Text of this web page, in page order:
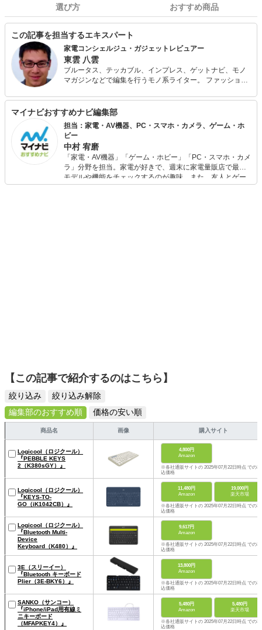
選び方 おすすめ商品
この記事を担当するエキスパート
家電コンシェルジュ・ガジェットレビュアー
東雲 八雲
ブルータス、テッカブル、インプレス、ゲットナビ、モノ
マガジンなどで編集を行うモノ系ライター。 ファッション
で加味して良い品を探すのが好き。 週6日の秋葉原・銀座
ウォッチや、海外製品の調査まで、とにかく人よりいい品
を探すのが大好き。（今まで購入した家電で家が１軒建つ
とか建たないとか。）
マイナビおすすめナビ編集部
担当：家電・AV機器、PC・スマホ・カメラ、ゲーム・ホ
ビー
中村 宥磨
「家電・AV機器」「ゲーム・ホビー」「PC・スマホ・カメ
ラ」分野を担当。家電が好きで、週末に家電量販店で最新
モデルや機能をチェックするのが趣味。また、友人とゲー
ムを楽しみながら、新作タイトルやイベント情報もいち早
【この記事で紹介するのはこちら】
絞り込み
絞り込み解除
編集部のおすすめ順
価格の安い順
商品名 画像 購入サイト
Logicool（ロジクール）
『PEBBLE KEYS
2（K380sGY）』
4,800円
Amazon
※各社通販サイトの 2025年07月22日時点 での税
込価格
Logicool（ロジクール）
『KEYS-TO-
GO（iK1042CB）』
11,480円
Amazon
19,000円
楽天市場
※各社通販サイトの 2025年07月22日時点 での税
込価格
Logicool（ロジクール）
『Bluetooth Multi-
Device
Keyboard（K480）』
9,617円
Amazon
※各社通販サイトの 2025年07月22日時点 での税
込価格
3E（スリーイー）
『Bluetooth キーボード
Plier（3E-BKY6）』
13,800円
Amazon
※各社通販サイトの 2025年07月22日時点 での税
込価格
SANKO（サンコー）
『iPhone/iPad用有線ミ
ニキーボード
（MFAPKEY4）』
5,480円
Amazon
5,480円
楽天市場
※各社通販サイトの 2025年07月22日時点 での税
込価格